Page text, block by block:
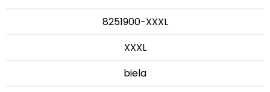
8251900-XXXL
XXXL
biela